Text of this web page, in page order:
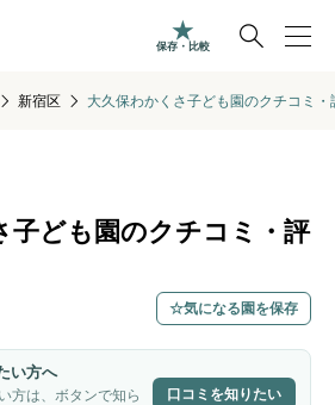

保存・比較
新宿区 大久保わかくさ子ども園のクチコミ・
子ども園のクチコミ・評
気になる園を保存
い方へ
方は、ボタンで知ら
口コミを知りたい